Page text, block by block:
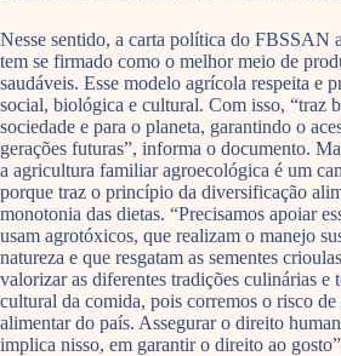
Nesse sentido, a carta política do FBSSAN
tem se firmado como o melhor meio de
saudáveis. Esse modelo agrícola respeita e
social, biológica e cultural. Com isso, “traz
sociedade e para o planeta, garantindo o
gerações futuras”, informa o documento.
a agricultura familiar agroecológica é um
porque traz o princípio da diversificação
monotonia das dietas. “Precisamos apoiar
usam agrotóxicos, que realizam o manejo
natureza e que resgatam as sementes
valorizar as diferentes tradições culinárias e
cultural da comida, pois corremos o risco de
alimentar do país. Assegurar o direito
implica nisso, em garantir o direito ao